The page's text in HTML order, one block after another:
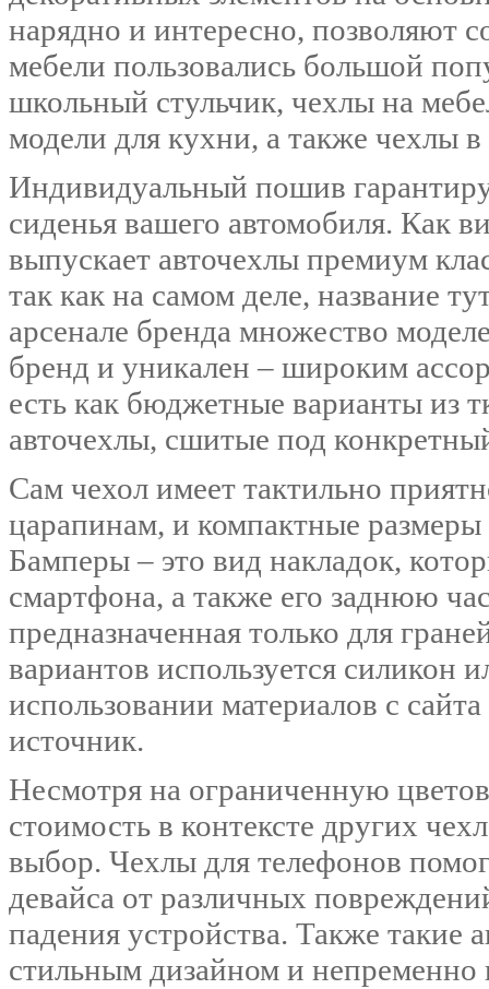
нарядно и интересно, позволяют
мебели пользовались большой
школьный стульчик, чехлы на
модели для кухни, а также чехлы
Индивидуальный пошив
сиденья вашего автомобиля. Как
выпускает авточехлы премиум
так как на самом деле, название
арсенале бренда множество
бренд и уникален – широким
есть как бюджетные варианты из
авточехлы, сшитые под
Сам чехол имеет тактильно
царапинам, и компактные размеры
Бамперы – это вид накладок,
смартфона, а также его заднюю
предназначенная только для
вариантов используется силикон
использовании материалов с
источник.
Несмотря на ограниченную
стоимость в контексте других
выбор. Чехлы для телефонов
девайса от различных
падения устройства. Также такие
стильным дизайном и непременно